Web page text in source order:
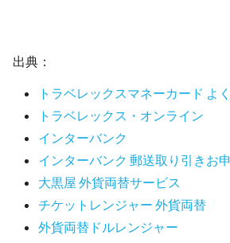
出典：
トラベレックスマネーカード よ
トラベレックス・オンライン
インターバンク
インターバンク 郵送取り引きお
大黒屋 外貨両替サービス
チケットレンジャー 外貨両替
外貨両替ドルレンジャー